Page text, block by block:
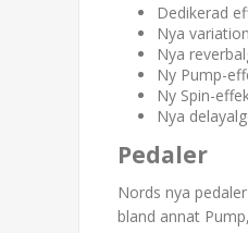
Dedikerad
Nya
Nya
Ny Pump-
Ny Spin-
Nya
Pedaler
Nords nya
bland annat